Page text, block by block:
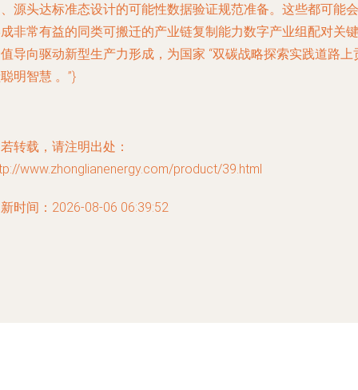
源头达标准态设计的可能性数据验证规范准备。这些都可能会
非常有益的同类可搬迁的产业链复制能力数字产业组配对关键
导向驱动新型生产力形成，为国家 “双碳战略探索实践道路上
明智慧 。”}
转载，请注明出处：
www.zhonglianenergy.com/product/39.html
时间：2026-08-06 06:39:52